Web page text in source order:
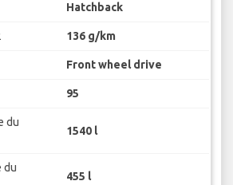
Hatchback
136 g/km
Front wheel drive
95
du
1540 l
du
455 l